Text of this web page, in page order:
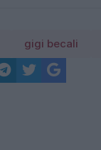
gigi becali